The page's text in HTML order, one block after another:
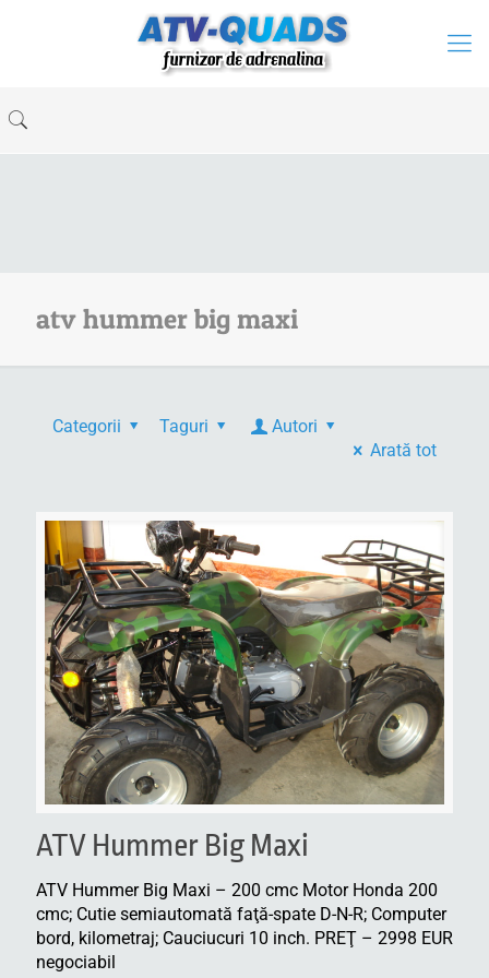
atv hummer big maxi
Categorii Taguri
Autori
Arată tot
ATV Hummer Big Maxi
ATV Hummer Big Maxi – 200 cmc Motor Honda 200
cmc; Cutie semiautomată faţă-spate D-N-R; Computer
bord, kilometraj; Cauciucuri 10 inch. PREŢ – 2998 EUR
negociabil